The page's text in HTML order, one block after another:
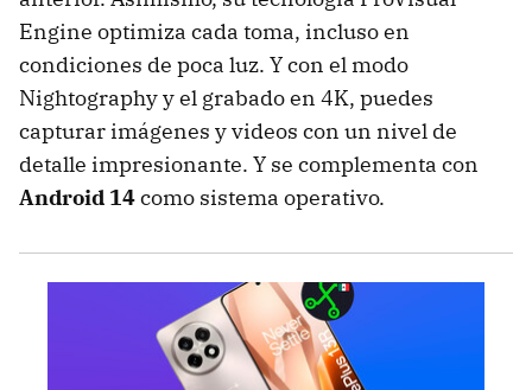
Engine optimiza cada toma, incluso en
condiciones de poca luz. Y con el modo
Nightography y el grabado en 4K, puedes
capturar imágenes y videos con un nivel de
detalle impresionante. Y se complementa con
Android 14como sistema operativo.